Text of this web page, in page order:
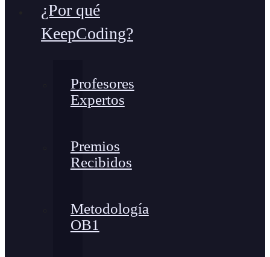
¿Por qué
KeepCoding?
Profesores
Expertos
Premios
Recibidos
Metodología
OB1